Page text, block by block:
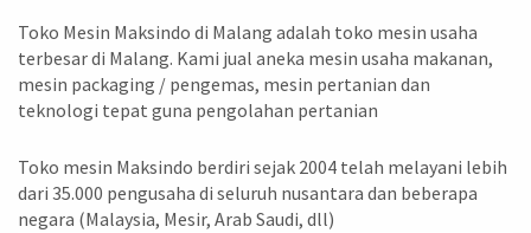
Toko Mesin Maksindo di Malang adalah toko mesin usaha
terbesar di Malang. Kami jual aneka mesin usaha makanan,
mesin packaging / pengemas, mesin pertanian dan
teknologi tepat guna pengolahan pertanian
Toko mesin Maksindo berdiri sejak 2004 telah melayani lebih
dari 35.000 pengusaha di seluruh nusantara dan beberapa
negara (Malaysia, Mesir, Arab Saudi, dll)